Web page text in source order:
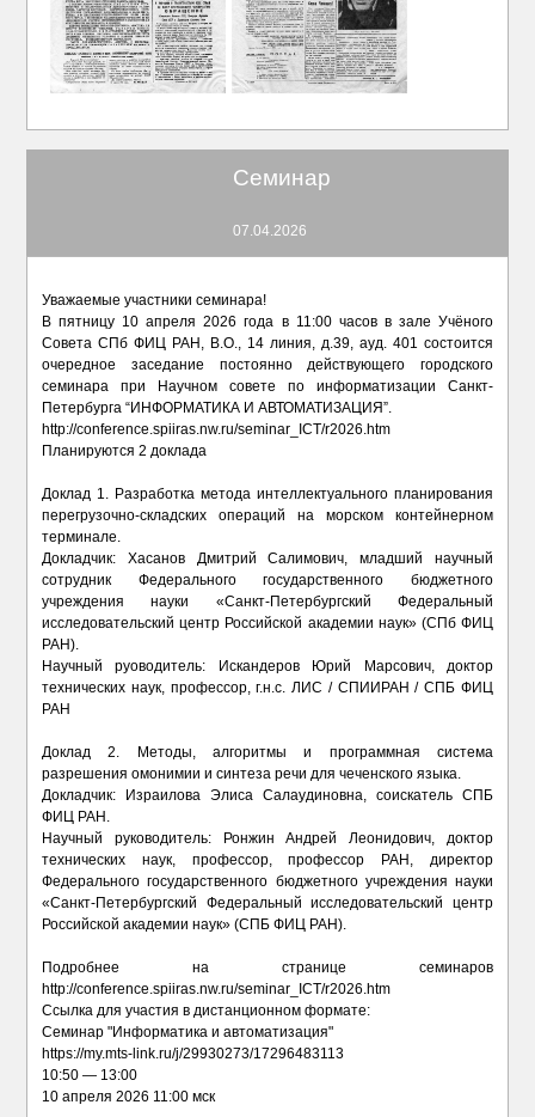
Семинар
07.04.2026
Уважаемые участники семинара!
В пятницу 10 апреля 2026 года в 11:00 часов в зале Учёного
Совета СПб ФИЦ РАН, В.О., 14 линия, д.39, ауд. 401 состоится
очередное заседание постоянно действующего городского
семинара при Научном совете по информатизации Санкт-
Петербурга “ИНФОРМАТИКА И АВТОМАТИЗАЦИЯ”.
http://conference.spiiras.nw.ru/seminar_ICT/r2026.htm
Планируются 2 доклада
Доклад 1. Разработка метода интеллектуального планирования
перегрузочно-складских операций на морском контейнерном
терминале.
Докладчик: Хасанов Дмитрий Салимович, младший научный
сотрудник Федерального государственного бюджетного
учреждения науки «Санкт-Петербургский Федеральный
исследовательский центр Российской академии наук» (СПб ФИЦ
РАН).
Научный руоводитель: Искандеров Юрий Марсович, доктор
технических наук, профессор, г.н.с. ЛИС / СПИИРАН / СПБ ФИЦ
РАН
Доклад 2. Методы, алгоритмы и программная система
разрешения омонимии и синтеза речи для чеченского языка.
Докладчик: Израилова Элиса Салаудиновна, соискатель СПБ
ФИЦ РАН.
Научный руководитель: Ронжин Андрей Леонидович, доктор
технических наук, профессор, профессор РАН, директор
Федерального государственного бюджетного учреждения науки
«Санкт-Петербургский Федеральный исследовательский центр
Российской академии наук» (СПБ ФИЦ РАН).
Подробнее на странице семинаров
http://conference.spiiras.nw.ru/seminar_ICT/r2026.htm
Ссылка для участия в дистанционном формате:
Семинар "Информатика и автоматизация"
https://my.mts-link.ru/j/29930273/17296483113
10:50 — 13:00
10 апреля 2026 11:00 мск